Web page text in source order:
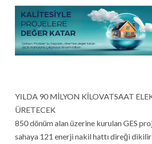
YILDA 90 MİLYON KİLOVATSAAT
ÜRETECEK
850 dönüm alan üzerine kurulan GES
sahaya 121 enerji nakil hattı direği